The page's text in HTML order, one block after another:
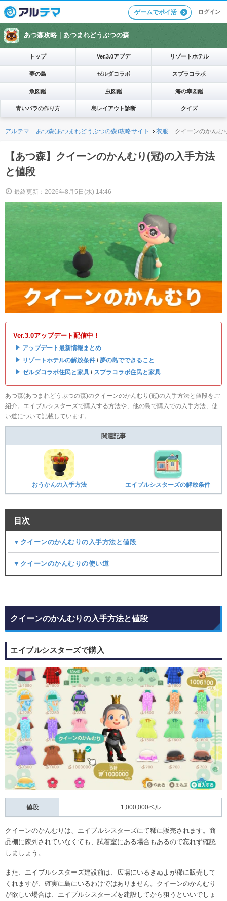
ゲームでポイ活 ログイン
あつ森攻略｜あつまれどうぶつの森
トップ Ver.3.0アプデ リゾートホテル
夢の島 ゼルダコラボ スプラコラボ
魚図鑑 虫図鑑 海の幸図鑑
青いバラの作り方 島レイアウト診断 クイズ
アルテマ あつ森(あつまれどうぶつの森)攻略サイト 衣服 クイーンのかんむ
【あつ森】クイーンのかんむり(冠)の入手方法
と値段
最終更新：2026年8月5日(水) 14:46
Ver.3.0アップデート配信中！
・ アップデート最新情報まとめ
・ リゾートホテルの解放条件 / 夢の島でできること
・ ゼルダコラボ住民と家具 / スプラコラボ住民と家具
あつ森(あつまれどうぶつの森)のクイーンのかんむり(冠)の入手方法と値段をご
紹介。エイブルシスターズで購入する方法や、他の島で購入での入手方法、使
い道について記載しています。
関連記事
おうかんの入手方法 エイブルシスターズの解放条件
目次
▼クイーンのかんむりの入手方法と値段
▼クイーンのかんむりの使い道
クイーンのかんむりの入手方法と値段
エイブルシスターズで購入
値段 1,000,000ベル
クイーンのかんむりは、エイブルシスターズにて稀に販売されます。商
品棚に陳列されていなくても、試着室にある場合もあるので忘れず確認
しましょう。
また、エイブルシスターズ建設前は、広場にいるきぬよが稀に販売して
くれますが、確実に島にいるわけではありません。クイーンのかんむり
が欲しい場合は、エイブルシスターズを建設してから狙うといいでしょ